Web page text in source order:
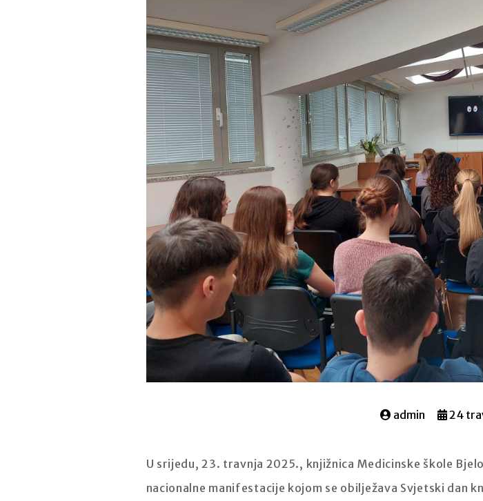
admin 24
U srijedu, 23. travnja 2025., knjižnica Medicinske škole
nacionalne manifestacije kojom se obilježava Svjetski dan